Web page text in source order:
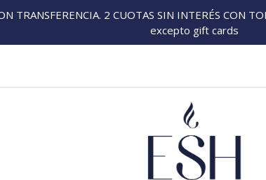
TRANSFERENCIA. 2 CUOTAS SIN INTERÉS CON
excepto gift cards